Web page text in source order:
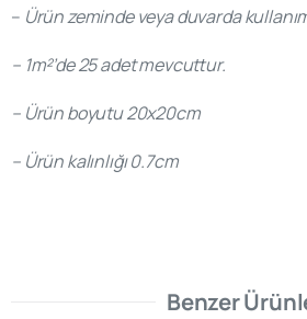
– Ürün zeminde veya duvarda
– 1m²’de 25 adet mevcuttur.
– Ürün boyutu 20x20cm
– Ürün kalınlığı 0.7cm
Benzer